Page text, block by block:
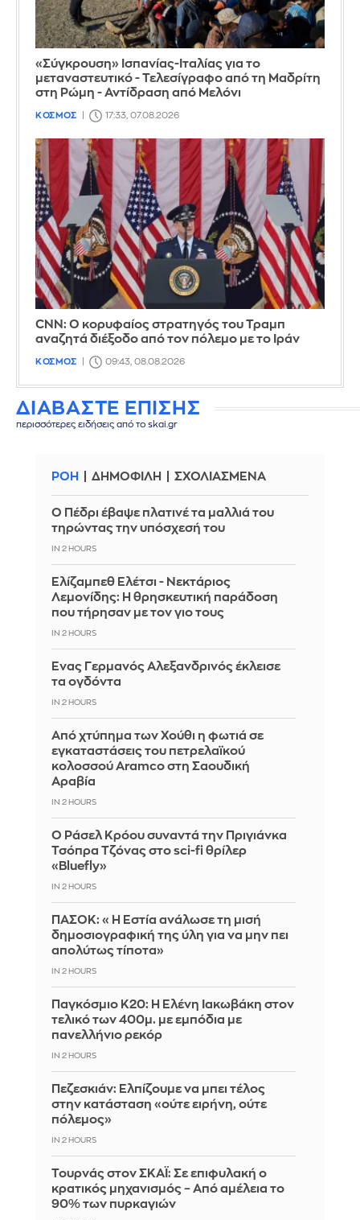
«Σύγκρουση» Ισπανίας-Ιταλίας για το
μεταναστευτικό - Τελεσίγραφο από τη Μαδρίτη
στη Ρώμη - Αντίδραση από Μελόνι
ΚΟΣΜΟΣ 17:33, 07.08.2026
CNN: Ο κορυφαίος στρατηγός του Τραμπ
αναζητά διέξοδο από τον πόλεμο με το Ιράν
ΚΟΣΜΟΣ 09:43, 08.08.2026
ΔΙΑΒΑΣΤΕ ΕΠΙΣΗΣ
περισσότερες ειδήσεις από το skai.gr
ΡΟΗ ΔΗΜΟΦΙΛΗ ΣΧΟΛΙΑΣΜΕΝΑ
Ο Πέδρι έβαψε πλατινέ τα μαλλιά του
τηρώντας την υπόσχεσή του
IN 2 HOURS
Ελίζαμπεθ Ελέτσι - Νεκτάριος
Λεμονίδης: Η θρησκευτική παράδοση
που τήρησαν με τον γιο τους
IN 2 HOURS
Ένας Γερμανός Αλεξανδρινός έκλεισε
τα ογδόντα
IN 2 HOURS
Από χτύπημα των Χούθι η φωτιά σε
εγκαταστάσεις του πετρελαϊκού
κολοσσού Aramco στη Σαουδική
Αραβία
IN 2 HOURS
Ο Ράσελ Κρόου συναντά την Πριγιάνκα
Τσόπρα Τζόνας στο sci-fi θρίλερ
«Bluefly»
IN 2 HOURS
ΠΑΣΟΚ: «Η Εστία ανάλωσε τη μισή
δημοσιογραφική της ύλη για να μην πει
απολύτως τίποτα»
IN 2 HOURS
Παγκόσμιο Κ20: Η Ελένη Ιακωβάκη στον
τελικό των 400μ. με εμπόδια με
πανελλήνιο ρεκόρ
IN 2 HOURS
Πεζεσκιάν: Ελπίζουμε να μπει τέλος
στην κατάσταση «ούτε ειρήνη, ούτε
πόλεμος»
IN 2 HOURS
Τουρνάς στον ΣΚΑΪ: Σε επιφυλακή ο
κρατικός μηχανισμός – Από αμέλεια το
90% των πυρκαγιών